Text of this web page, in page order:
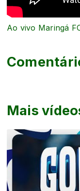
Mais
Ao vivo Maringá